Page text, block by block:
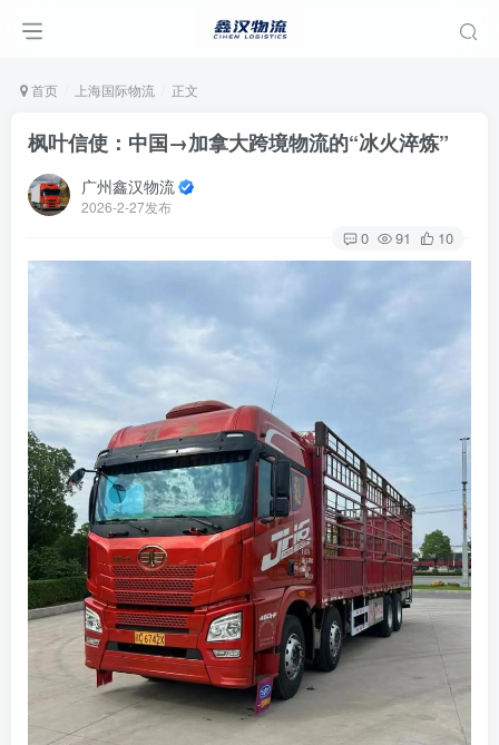
首页 上海国际物流 正文
枫叶信使：中国→加拿大跨境物流的“冰火淬炼”
广州鑫汉物流
2026-2-27发布
0 91 10